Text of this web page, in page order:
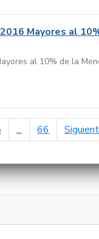
Mayores al
al 10% de la
... 66